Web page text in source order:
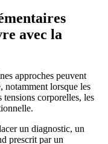
avec la
approches peuvent
notamment lorsque les
tensions corporelles, les
un diagnostic, un
prescrit par un